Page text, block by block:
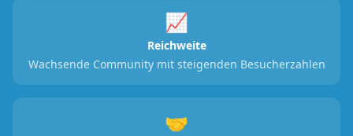
📈
Reichweite
Wachsende Community mit steigenden Besucherzahlen
🤝